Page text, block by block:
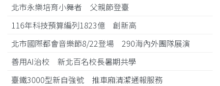
北市永樂培育小舞者 父親節登臺
116年科技預算編列1823億 創新高
北市國際都會音樂節8/22登場 290海內外團隊展演
善用AI治校 新北百名校長暑期共學
臺鐵3000型新自強號 推車廂清潔通報服務